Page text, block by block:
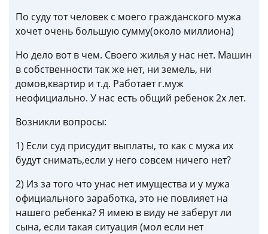
По суду тот человек с моего гражданского мужа
хочет очень большую сумму(около миллиона)
Но дело вот в чем. Своего жилья у нас нет. Машин
в собственности так же нет, ни земель, ни
домов,квартир и т.д. Работает г.муж
неофициально. У нас есть общий ребенок 2х лет.
Возникли вопросы:
1) Если суд присудит выплаты, то как с мужа их
будут снимать,если у него совсем ничего нет?
2) Из за того что унас нет имущества и у мужа
официального заработка, это не повлияет на
нашего ребенка? Я имею в виду не заберут ли
сына, если такая ситуация (мол если нет